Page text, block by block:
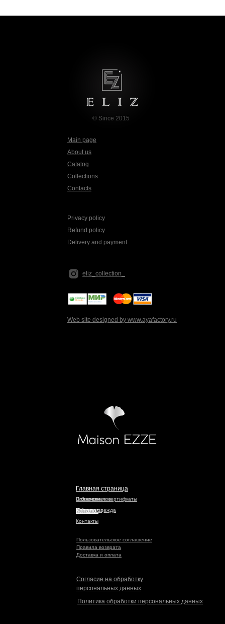
Privacy policy
Refund policy
Delivery and payment
Main page
About us
Catalog
Collections
Contacts
© Since 2015
eliz_collection_
Web site designed by www.ayafactory.ru
Главная страница
Подарочные сертифкаты
Для стилистов
О бренде
Топы
Юбки
Брюки
Платья
Блузы
Жакеты
Верхняя одежда
Коллекции
Каталог
Контакты
Согласие на обработку
персональных данных
Политика обработки персональных данных
Пользовательское соглашение
Правила возврата
Доставка и оплата